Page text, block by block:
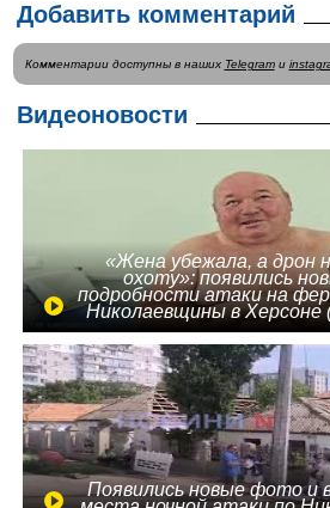
Добавить комментарий
Комментарии доступны в наших Telegramи
Видеоновости
«Жена убежала, а дрон
охоту»: появились
подробности атаки на
Николаевщины в Херсоне
Появились новые фото и